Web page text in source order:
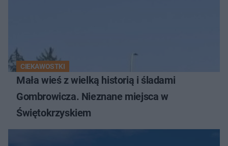
CIEKAWOSTKI
Mała wieś z wielką historią i śladami
Gombrowicza. Nieznane miejsca w
Świętokrzyskiem